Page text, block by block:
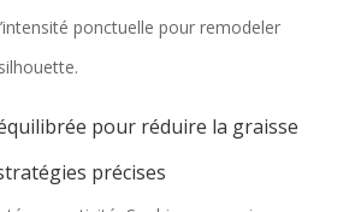
ponctuelle pour remodeler
pour réduire la graisse
précises